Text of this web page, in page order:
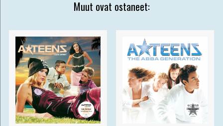
Muut ovat ostaneet: